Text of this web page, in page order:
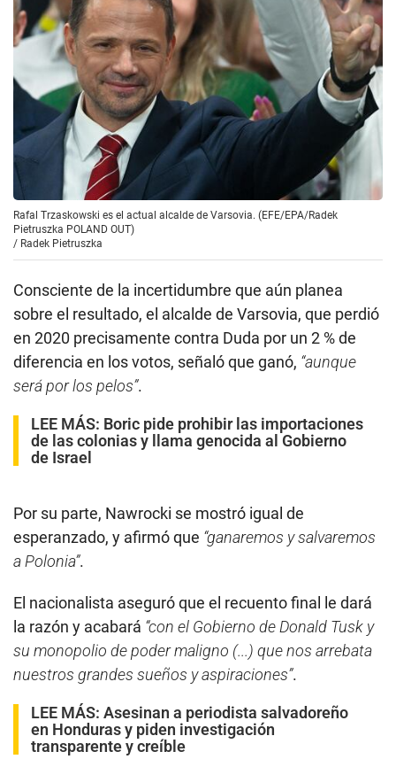
Rafal Trzaskowski es el actual alcalde de Varsovia. (EFE/EPA/Radek
Pietruszka POLAND OUT)
/ Radek Pietruszka
Consciente de la incertidumbre que aún planea
sobre el resultado, el alcalde de Varsovia, que perdió
en 2020 precisamente contra Duda por un 2 % de
diferencia en los votos, señaló que ganó, “aunque
será por los pelos”.
LEE MÁS: Boric pide prohibir las importaciones
de las colonias y llama genocida al Gobierno
de Israel
Por su parte, Nawrocki se mostró igual de
esperanzado, y afirmó que “ganaremos y salvaremos
a Polonia”.
El nacionalista aseguró que el recuento final le dará
la razón y acabará “con el Gobierno de Donald Tusk y
su monopolio de poder maligno (...) que nos arrebata
nuestros grandes sueños y aspiraciones”.
LEE MÁS: Asesinan a periodista salvadoreño
en Honduras y piden investigación
transparente y creíble